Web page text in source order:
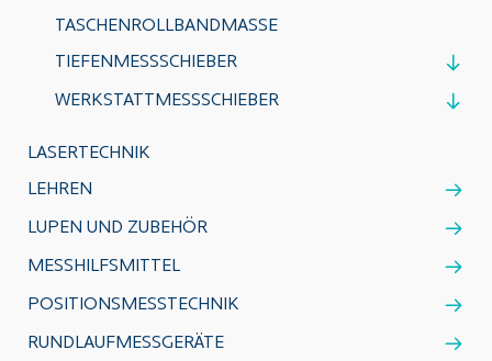
TASCHENROLLBANDMASSE
TIEFENMESSSCHIEBER
WERKSTATTMESSSCHIEBER
LASERTECHNIK
LEHREN
LUPEN UND ZUBEHÖR
MESSHILFSMITTEL
POSITIONSMESSTECHNIK
RUNDLAUFMESSGERÄTE